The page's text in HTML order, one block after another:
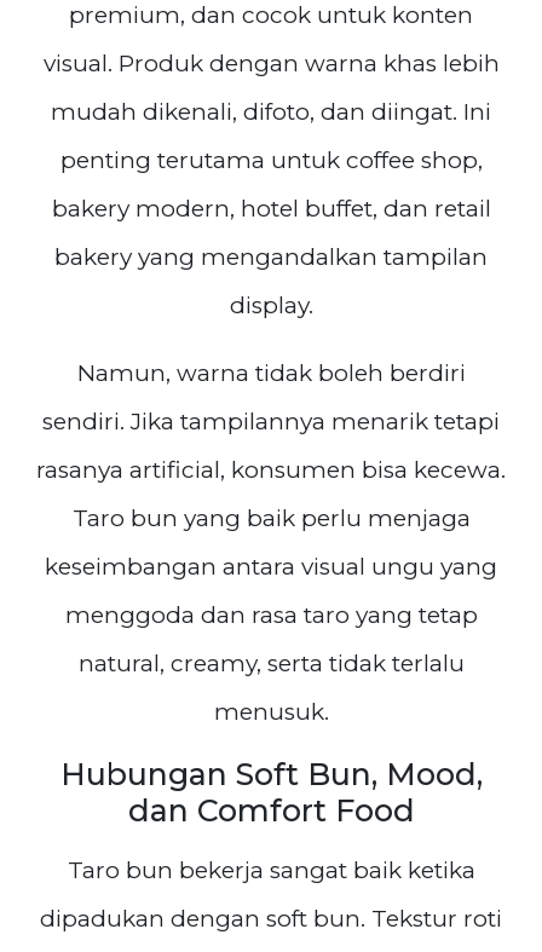
premium, dan cocok untuk konten
visual. Produk dengan warna khas lebih
mudah dikenali, difoto, dan diingat. Ini
penting terutama untuk coffee shop,
bakery modern, hotel buffet, dan retail
bakery yang mengandalkan tampilan
display.
Namun, warna tidak boleh berdiri
sendiri. Jika tampilannya menarik tetapi
rasanya artificial, konsumen bisa kecewa.
Taro bun yang baik perlu menjaga
keseimbangan antara visual ungu yang
menggoda dan rasa taro yang tetap
natural, creamy, serta tidak terlalu
menusuk.
Hubungan Soft Bun, Mood,
dan Comfort Food
Taro bun bekerja sangat baik ketika
dipadukan dengan soft bun. Tekstur roti